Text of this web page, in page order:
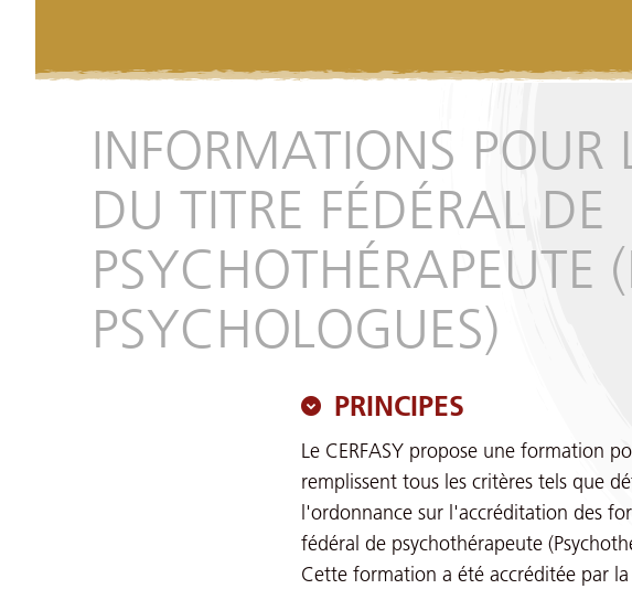
INFORMATIONS POUR
DU TITRE FÉDÉRAL DE
PSYCHOTHÉRAPEUTE
PSYCHOLOGUES)
PRINCIPES
Le CERFASY propose une formation
remplissent tous les critères tels que
l'ordonnance sur l'accréditation des
fédéral de psychothérapeute
Cette formation a été accréditée par